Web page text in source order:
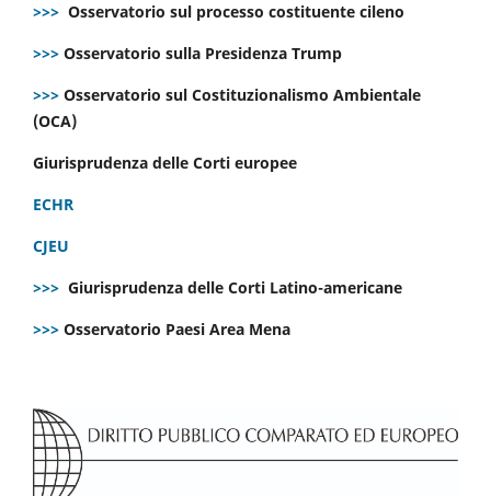
>>> Osservatorio sul processo costituente cileno
>>> Osservatorio sulla Presidenza Trump
>>> Osservatorio sul Costituzionalismo Ambientale
(OCA)
Giurisprudenza delle Corti europee
ECHR
CJEU
>>> Giurisprudenza delle Corti Latino-americane
>>> Osservatorio Paesi Area Mena